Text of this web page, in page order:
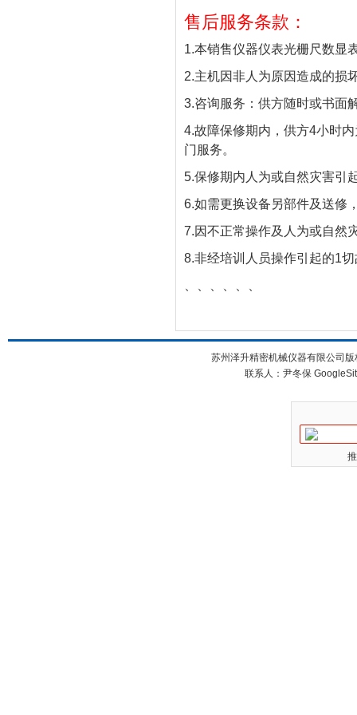
售后服务条款：
1.本销售仪器仪表光栅尺数显
2.主机因非人为原因造成的损
3.咨询服务：供方随时或书面
4.故障保修期内，供方4小时
门服务。
5.保修期内人为或自然灾害引
6.如需更换设备另部件及送修
7.因不正常操作及人为或自然
8.非经培训人员操作引起的1
苏州泽升精密机械仪器有限公司
联系人：尹冬保